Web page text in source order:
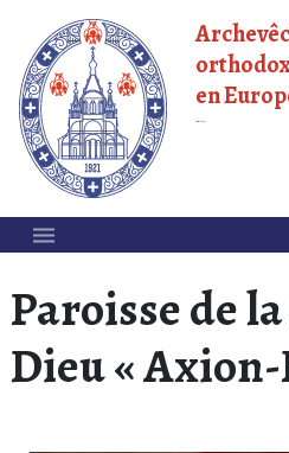
en
Paroisse de
Dieu «